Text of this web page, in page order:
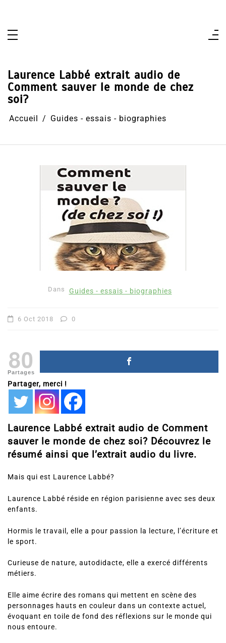
Laurence Labbé extrait audio de
Comment sauver le monde de chez
soi?
Accueil Guides - essais - biographies
Dans Guides - essais - biographies
6 Oct 2018 0
80
Partages
Partager, merci !
Laurence Labbé extrait audio de Comment
sauver le monde de chez soi? Découvrez le
résumé ainsi que l’extrait audio du livre.
Mais qui est Laurence Labbé?
Laurence Labbé réside en région parisienne avec ses deux
enfants.
Hormis le travail, elle a pour passion la lecture, l’écriture et
le sport.
Curieuse de nature, autodidacte, elle a exercé différents
métiers.
Elle aime écrire des romans qui mettent en scène des
personnages hauts en couleur dans un contexte actuel,
évoquant en toile de fond des réflexions sur le monde qui
nous entoure.